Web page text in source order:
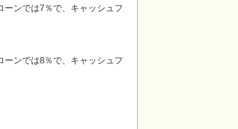
ーンでは7％で、キャッシュフ
ーンでは8％で、キャッシュフ